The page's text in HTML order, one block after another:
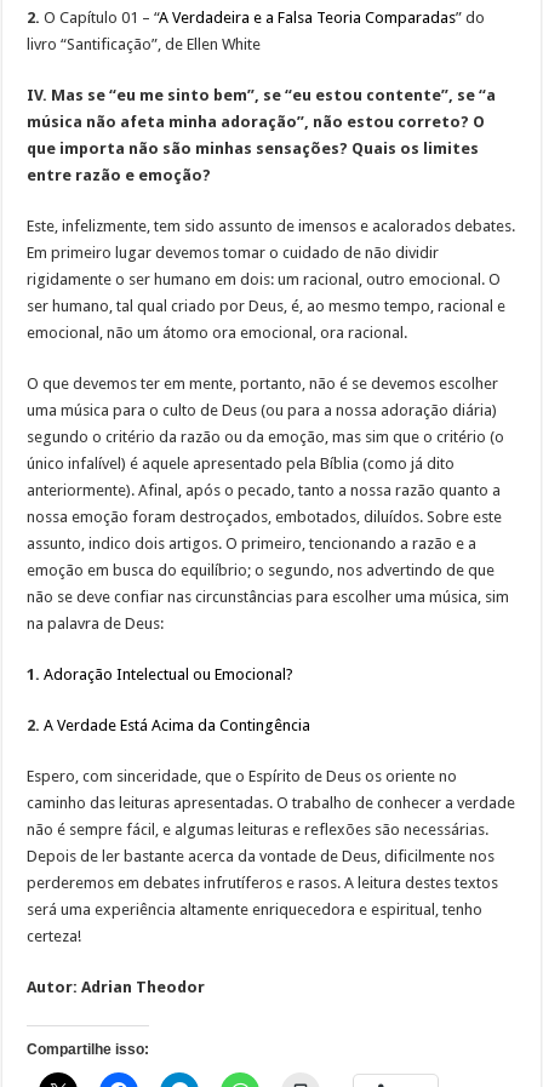
2. O Capítulo 01 – “A Verdadeira e a Falsa Teoria Comparadas” do
livro “Santificação”, de Ellen White
IV. Mas se “eu me sinto bem”, se “eu estou contente”, se “a
música não afeta minha adoração”, não estou correto? O
que importa não são minhas sensações? Quais os limites
entre razão e emoção?
Este, infelizmente, tem sido assunto de imensos e acalorados debates.
Em primeiro lugar devemos tomar o cuidado de não dividir
rigidamente o ser humano em dois: um racional, outro emocional. O
ser humano, tal qual criado por Deus, é, ao mesmo tempo, racional e
emocional, não um átomo ora emocional, ora racional.
O que devemos ter em mente, portanto, não é se devemos escolher
uma música para o culto de Deus (ou para a nossa adoração diária)
segundo o critério da razão ou da emoção, mas sim que o critério (o
único infalível) é aquele apresentado pela Bíblia (como já dito
anteriormente). Afinal, após o pecado, tanto a nossa razão quanto a
nossa emoção foram destroçados, embotados, diluídos. Sobre este
assunto, indico dois artigos. O primeiro, tencionando a razão e a
emoção em busca do equilíbrio; o segundo, nos advertindo de que
não se deve confiar nas circunstâncias para escolher uma música, sim
na palavra de Deus:
1. Adoração Intelectual ou Emocional?
2. A Verdade Está Acima da Contingência
Espero, com sinceridade, que o Espírito de Deus os oriente no
caminho das leituras apresentadas. O trabalho de conhecer a verdade
não é sempre fácil, e algumas leituras e reflexões são necessárias.
Depois de ler bastante acerca da vontade de Deus, dificilmente nos
perderemos em debates infrutíferos e rasos. A leitura destes textos
será uma experiência altamente enriquecedora e espiritual, tenho
certeza!
Autor: Adrian Theodor
Compartilhe isso: